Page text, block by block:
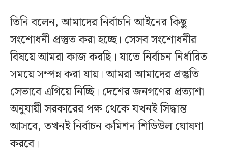
তিনি বলেন, আমাদের নির্বাচনি আইনের কিছু
সংশোধনী প্রস্তুত করা হচ্ছে। সেসব সংশোধনীর
বিষয়ে আমরা কাজ করছি। যাতে নির্বাচন নির্ধারিত
সময়ে সম্পন্ন করা যায়। আমরা আমাদের প্রস্তুতি
সেভাবে এগিয়ে নিচ্ছি। দেশের জনগণের প্রত্যাশা
অনুযায়ী সরকারের পক্ষ থেকে যখনই সিদ্ধান্ত
আসবে, তখনই নির্বাচন কমিশন শিডিউল ঘোষণা
করবে।